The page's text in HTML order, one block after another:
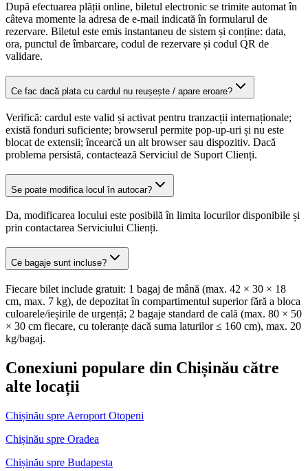
După efectuarea plății online, biletul electronic se trimite automat în
câteva momente la adresa de e-mail indicată în formularul de
rezervare. Biletul este emis instantaneu de sistem și conține: data,
ora, punctul de îmbarcare, codul de rezervare și codul QR de
validare.
Ce fac dacă plata cu cardul nu reușește / apare eroare?
Verifică: cardul este valid și activat pentru tranzacții internaționale;
există fonduri suficiente; browserul permite pop-up-uri și nu este
blocat de extensii; încearcă un alt browser sau dispozitiv. Dacă
problema persistă, contactează Serviciul de Suport Clienți.
Se poate modifica locul în autocar?
Da, modificarea locului este posibilă în limita locurilor disponibile și
prin contactarea Serviciului Clienți.
Ce bagaje sunt incluse?
Fiecare bilet include gratuit: 1 bagaj de mână (max. 42 × 30 × 18
cm, max. 7 kg), de depozitat în compartimentul superior fără a bloca
culoarele/ieșirile de urgență; 2 bagaje standard de cală (max. 80 × 50
× 30 cm fiecare, cu toleranțe dacă suma laturilor ≤ 160 cm), max. 20
kg/bagaj.
Conexiuni populare din Chișinău către
alte locații
Chișinău spre Aeroport Otopeni
Chișinău spre Oradea
Chișinău spre Budapesta